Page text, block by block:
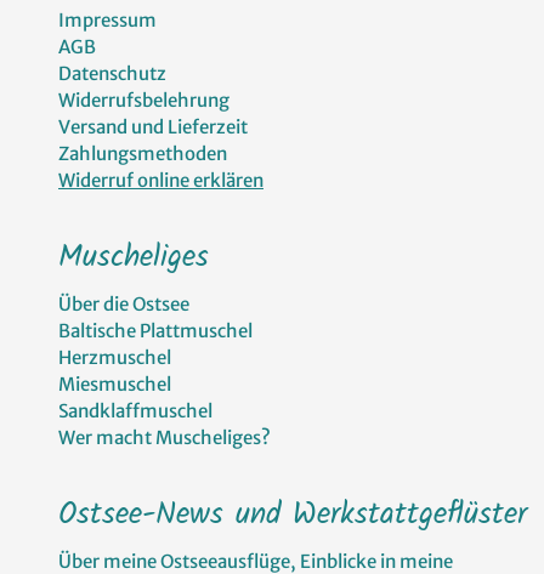
Impressum
AGB
Datenschutz
Widerrufsbelehrung
Versand und Lieferzeit
Zahlungsmethoden
Widerruf online erklären
Muscheliges
Über die Ostsee
Baltische Plattmuschel
Herzmuschel
Miesmuschel
Sandklaffmuschel
Wer macht Muscheliges?
Ostsee-News und Werkstattgeflüster
Über meine Ostseeausflüge, Einblicke in meine